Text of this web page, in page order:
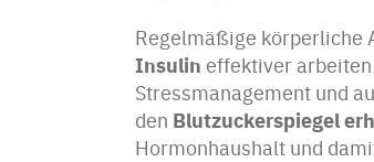
Regelmäßige körperliche
Insulin effektiver
Stressmanagement und
den Blutzuckerspiegel
Hormonhaushalt und